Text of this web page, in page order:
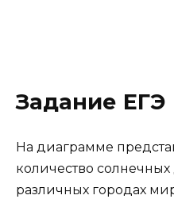
Задание ЕГЭ
На диаграмме
количество
различных городах